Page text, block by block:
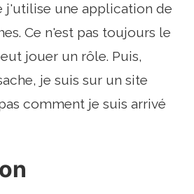
j'utilise une application de
Ce n'est pas toujours le
jouer un rôle. Puis,
je suis sur un site
comment je suis arrivé